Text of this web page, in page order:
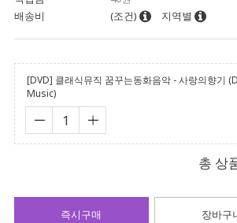
배송비
(조건) 지역별
[DVD] 클래식뮤직 꿈꾸는동화음악 - 사랑의향기
Music)
총 상
장바구
즉시구매